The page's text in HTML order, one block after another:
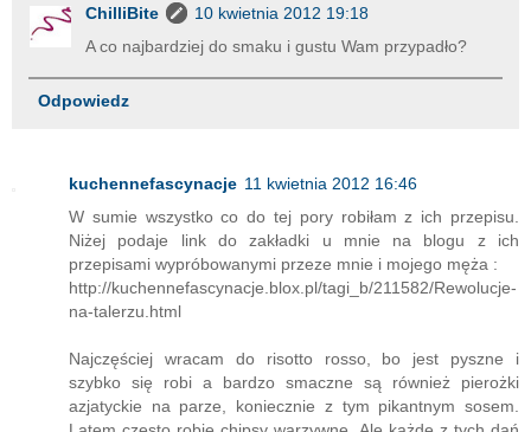
ChilliBite
10 kwietnia 2012 19:18
A co najbardziej do smaku i gustu Wam przypadło?
Odpowiedz
kuchennefascynacje 11 kwietnia 2012 16:46
W sumie wszystko co do tej pory robiłam z ich przepisu.
Niżej podaje link do zakładki u mnie na blogu z ich
przepisami wypróbowanymi przeze mnie i mojego męża :
http://kuchennefascynacje.blox.pl/tagi_b/211582/Rewolucje-
na-talerzu.html
Najczęściej wracam do risotto rosso, bo jest pyszne i
szybko się robi a bardzo smaczne są również pierożki
azjatyckie na parze, koniecznie z tym pikantnym sosem.